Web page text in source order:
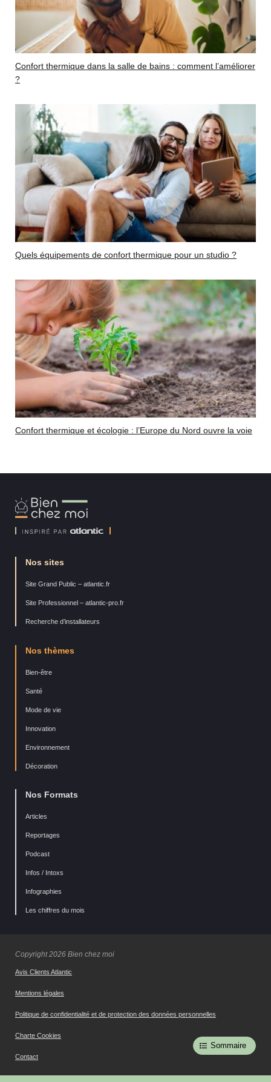
Sommaire
Confort thermique dans la salle de bains : comment l’améliorer
?
Quels équipements de confort thermique pour un studio ?
Confort thermique et écologie : l’Europe du Nord ouvre la voie
Bien
Chez
Nos sites
Site Grand Public – atlantic.fr
Site Professionnel – atlantic-pro.fr
Recherche d’installateurs
Nos thèmes
Bien-être
Santé
Mode de vie
Innovation
Environnement
Décoration
Nos Formats
Articles
Reportages
Podcast
Infos / Intoxs
Infographies
Les chiffres du mois
Copyright 2026 Bien chez moi
Avis Clients Atlantic
Mentions légales
Politique de confidentialité et de protection des données personnelles
Charte Cookies
Contact